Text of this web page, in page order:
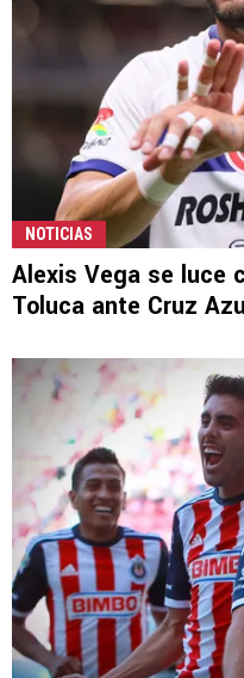
NOTICIAS
Alexis Vega se luce
Toluca ante Cruz